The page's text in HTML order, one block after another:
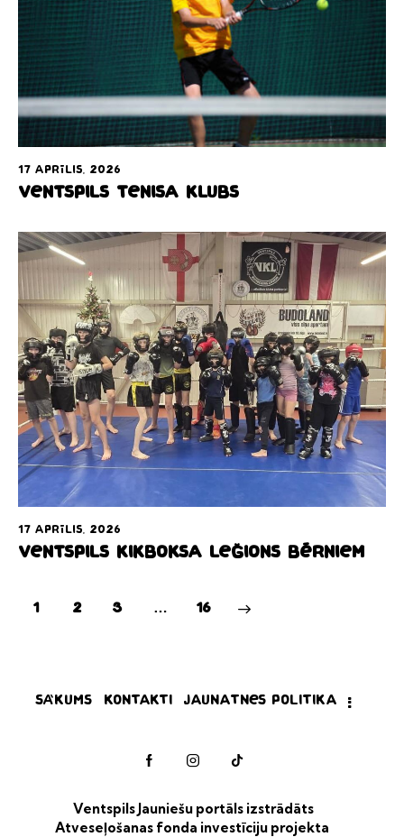
17 aprīlis, 2026
Ventspils tenisa klubs
17 aprīlis, 2026
Ventspils Kikboksa Leģions bērniem
1 2 3 … 16
>
Sākums Kontakti Jaunatnes politika
Ventspils Jauniešu portāls izstrādāts
Atveseļošanas fonda investīciju projekta